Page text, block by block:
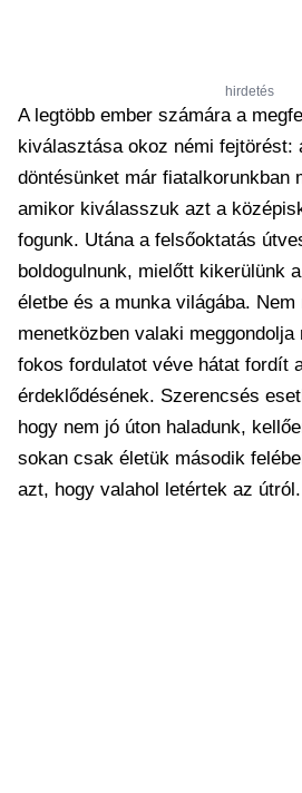
hirdetés
A legtöbb ember számára a
kiválasztása okoz némi fejtörést:
döntésünket már fiatalkorunkban
amikor kiválasszuk azt a
fogunk. Utána a felsőoktatás
boldogulnunk, mielőtt kikerülünk
életbe és a munka világába.
menetközben valaki
fokos fordulatot véve hátat fordít
érdeklődésének. Szerencsés
hogy nem jó úton haladunk,
sokan csak életük második
azt, hogy valahol letértek az útról.